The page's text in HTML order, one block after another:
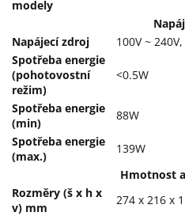
modely
Napájecí zdroj
100V ~
Spotřeba energie
(pohotovostní
režim)
<0.5W
Spotřeba energie
(min)
88W
Spotřeba energie
(max.)
139W
Hmotnost
Rozměry (š x h x
v) mm
274 x 216 x